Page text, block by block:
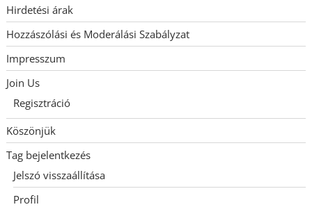
Hirdetési árak
Hozzászólási és Moderálási Szabályzat
Impresszum
Join Us
Regisztráció
Köszönjük
Tag bejelentkezés
Jelszó visszaállítása
Profil